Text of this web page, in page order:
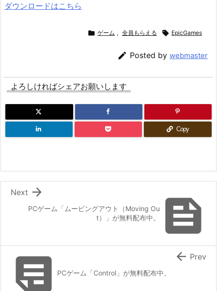
ダウンロードはこちら
 ゲーム , 全員もらえる  EpicGames
 Posted by webmaster
よろしければシェアお願いします
Copy

PCゲーム「ムービングアウト（Moving Ou
t）」が無料配布中。

Next
PCゲーム「Control」が無料配布中。
 Prev